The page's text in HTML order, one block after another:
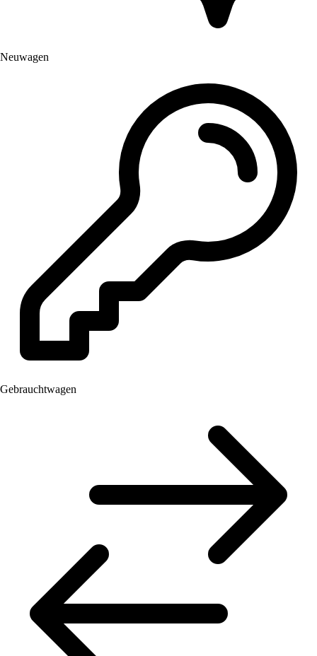
Neuwagen
Gebrauchtwagen